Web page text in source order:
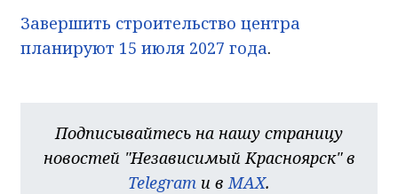
Завершить строительство центра
планируют 15 июля 2027 года.
Подписывайтесь на нашу страницу
новостей "Независимый Красноярск" в
Telegram и в MAX.